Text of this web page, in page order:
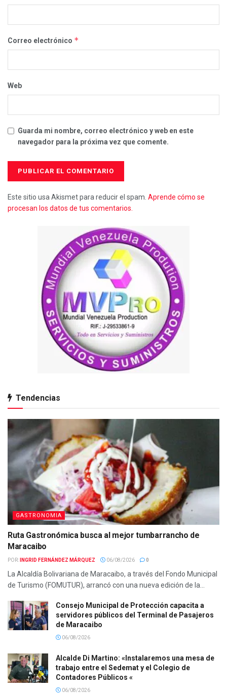
Correo electrónico *
Web
Guarda mi nombre, correo electrónico y web en este
navegador para la próxima vez que comente.
Este sitio usa Akismet para reducir el spam. Aprende cómo se
procesan los datos de tus comentarios.
Tendencias
GASTRONOMIA
Ruta Gastronómica busca al mejor tumbarrancho de
Maracaibo
POR: INGRID FERNÁNDEZ MÁRQUEZ 06/08/2026 0
La Alcaldía Bolivariana de Maracaibo, a través del Fondo Municipal
de Turismo (FOMUTUR), arrancó con una nueva edición de la...
Consejo Municipal de Protección capacita a
servidores públicos del Terminal de Pasajeros
de Maracaibo
06/08/2026
Alcalde Di Martino: «Instalaremos una mesa de
trabajo entre el Sedemat y el Colegio de
Contadores Públicos «
06/08/2026